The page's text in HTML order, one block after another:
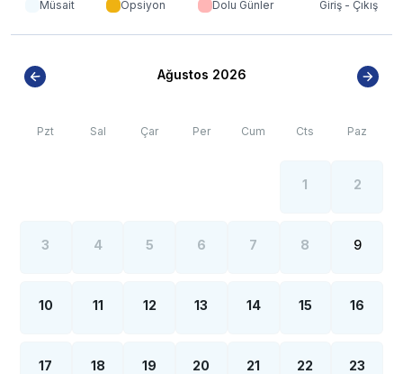
Müsait Opsiyon Dolu Günler Giriş - Çıkış
Ağustos 2026
Pzt Sal Çar Per Cum Cts Paz
1 2
3 4 5 6 7 8 9
10 11 12 13 14 15 16
17 18 19 20 21 22 23